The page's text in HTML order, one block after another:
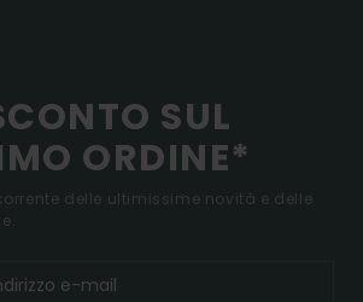
SUL
ORDINE*
delle ultimissime novità e delle